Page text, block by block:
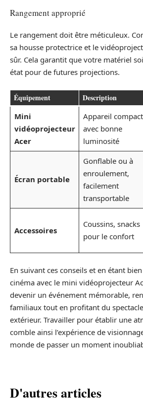
Rangement approprié
Le rangement doit être méticuleux.
sa housse protectrice et le
sûr. Cela garantit que votre matériel
état pour de futures projections.
Équipement Description
Mini
vidéoprojecteur
Acer
Appareil compact
avec bonne
luminosité
Écran portable
Gonflable ou à
enroulement,
facilement
transportable
Accessoires
Coussins, snacks
pour le confort
En suivant ces conseils et en étant
cinéma avec le mini vidéoprojecteur
devenir un événement mémorable,
familiaux tout en profitant du
extérieur. Travailler pour établir une
comble ainsi l’expérience de
monde de passer un moment
D'autres articles